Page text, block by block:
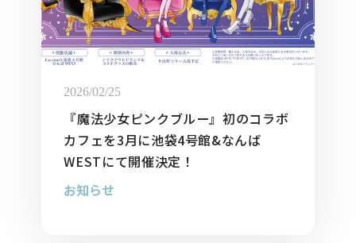
2026/02/25
『魔法少女ピンクブルー』初のコラボ
カフェを3月に池袋4号館&なんば
WESTにて開催決定！
お知らせ